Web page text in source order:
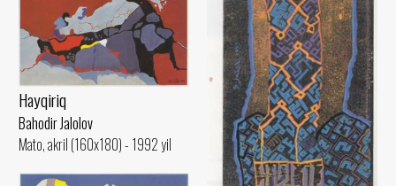
Hayqiriq
Bahodir Jalolov
Mato, akril (160x180) - 1992 yil